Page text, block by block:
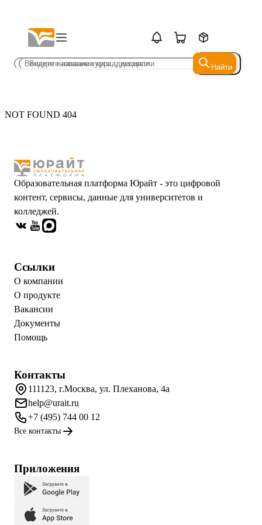
Найти
Найти
NOT FOUND 404
Образовательная платформа Юрайт - это цифровой
контент, сервисы, данные для университетов и
колледжей.
Ссылки
О компании
О продукте
Вакансии
Документы
Помощь
Контакты
111123, г.Москва, ул. Плеханова, 4а
help@urait.ru
+7 (495) 744 00 12
Все контакты
Приложения